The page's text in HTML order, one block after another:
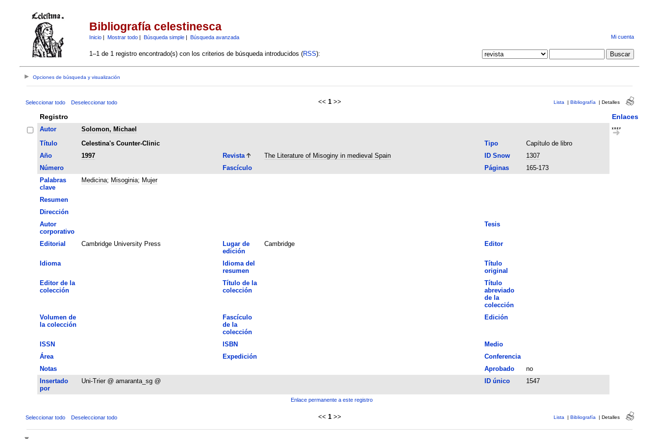
Bibliografía celestinesca
Inicio| Mostrar todo| Búsqueda simple| Búsqueda avanzada Mi cuenta
1–1 de 1 registro encontrado(s) con los criterios de búsqueda introducidos (RSS):
Opciones de búsqueda y visualización
Seleccionar todo Deseleccionar todo << 1 >> Lista | Bibliografía | Detalles
Registro Enlaces
Autor
Solomon, Michael
Título
Celestina's Counter-Clinic Tipo
Capítulo de libro
Año
1997 Revista The Literature of Misoginy in medieval Spain ID Snow
1307
Número
Fascículo Páginas
165-173
Palabras
clave
Medicina; Misoginia; Mujer
Resumen
Dirección
Autor
corporativo
Tesis
Editorial Cambridge University Press
Lugar de
edición
Cambridge Editor
Idioma
Idioma del
resumen
Título
original
Editor de la
colección
Título de la
colección
Título
abreviado
de la
colección
Volumen de
la colección
Fascículo
de la
colección
Edición
ISSN ISBN
Medio
Área
Expedición
Conferencia
Notas
Aprobado
no
Insertado
por
Uni-Trier @ amaranta_sg @ ID único 1547
Enlace permanente a este registro
Seleccionar todo Deseleccionar todo << 1 >> Lista | Bibliografía | Detalles